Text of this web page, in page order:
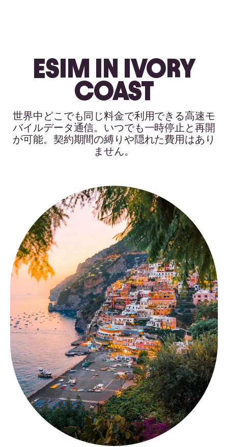
ESIM IN IVORY
COAST
世界中どこでも同じ料金で利用できる高速モ
バイルデータ通信。いつでも一時停止と再開
が可能。契約期間の縛りや隠れた費用はあり
ません。